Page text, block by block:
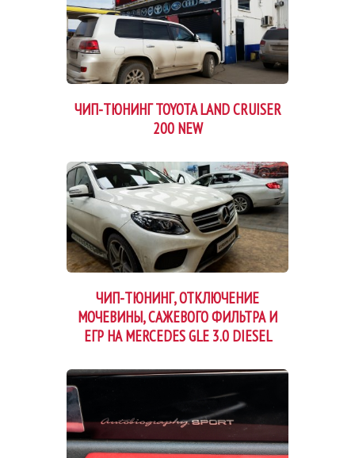
ЧИП-ТЮНИНГ TOYOTA LAND CRUISER
200 NEW
ЧИП-ТЮНИНГ, ОТКЛЮЧЕНИЕ
МОЧЕВИНЫ, САЖЕВОГО ФИЛЬТРА И
ЕГР НА MERCEDES GLE 3.0 DIESEL